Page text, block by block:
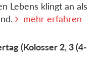
Lebens klingt an als
mehr erfahren
(Kolosser 2, 3 (4-